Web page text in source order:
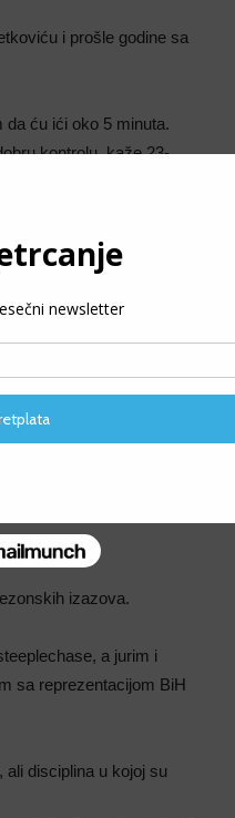
i prošle godine sa
ću ići oko 5 minuta.
kontrolu, kaže 23-
bh. trkača bio dosta
ukupno 7., kao i
Junuzović (5:01);
Ipak čuo sam
tako da ga više niko
izazova.
a jurim i
sa reprezentacijom BiH
disciplina u kojoj su